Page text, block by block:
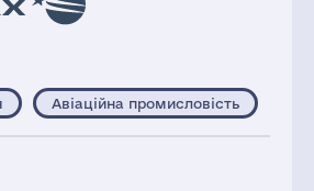
Авіаційна промисловість